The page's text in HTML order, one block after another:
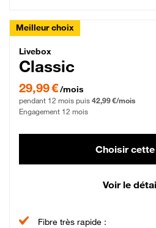
Meilleur choix
Livebox Classic
Livebox
Classic
29,99 € par mois pendant 12 mois puis
29,99 €/mois
pendant 12 mois puis 42,99 €/mois
Engagement 12 mois
Choisir
Voir le
Fibre très rapide :